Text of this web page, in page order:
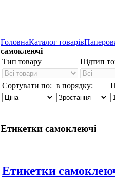
ГоловнаКаталог товарів
самоклеючі
Тип товару
Підтип
Сортувати по: в порядку:
Етикетки самоклеючі
Етикетки